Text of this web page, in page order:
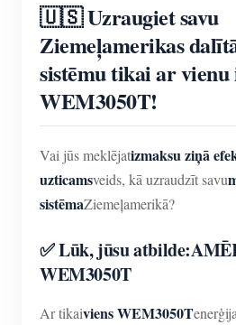
Blogi
🇺🇸 Uzraugiet savu
Ziemeļamerikas
sistēmu tikai ar
WEM3050T!
Vai jūs meklējatizmaksu ziņā
uzticamsveids, kā uzraudzīt savu
sistēmaZiemeļamerikā?
✅ Lūk, jūsu atbilde:
WEM3050T
Ar tikaiviens WEM3050T